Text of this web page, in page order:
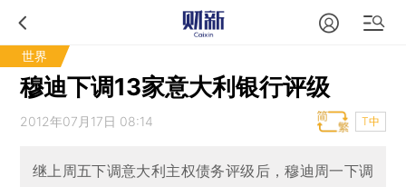
世界
穆迪下调13家意大利银行评级
2012年07月17日 08:14 T中
继上周五下调意大利主权债务评级后，穆迪周一下调